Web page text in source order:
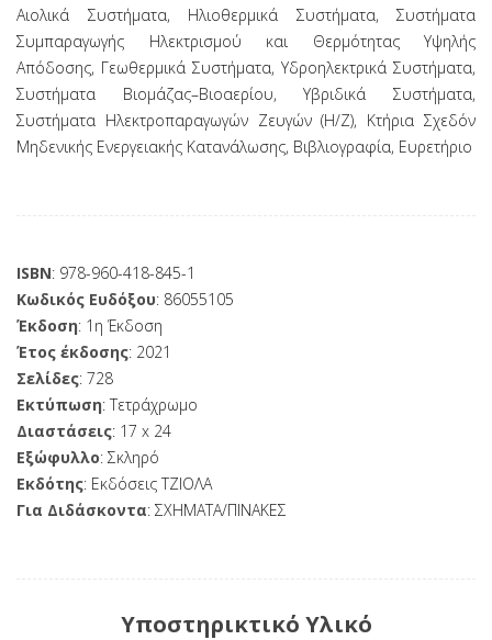
Αιολικά Συστήματα, Ηλιοθερμικά Συστήματα, Συστήματα
Συμπαραγωγής Ηλεκτρισμού και Θερμότητας Υψηλής
Απόδοσης, Γεωθερμικά Συστήματα, Υδροηλεκτρικά Συστήματα,
Συστήματα Βιομάζας–Βιοαερίου, Υβριδικά Συστήματα,
Συστήματα Ηλεκτροπαραγωγών Ζευγών (Η/Ζ), Κτήρια Σχεδόν
Μηδενικής Ενεργειακής Κατανάλωσης, Βιβλιογραφία, Ευρετήριο
ISBN: 978-960-418-845-1
Κωδικός Ευδόξου: 86055105
Έκδοση: 1η Έκδοση
Έτος έκδοσης: 2021
Σελίδες: 728
Εκτύπωση: Τετράχρωμο
Διαστάσεις: 17 x 24
Εξώφυλλο: Σκληρό
Εκδότης: Εκδόσεις ΤΖΙΟΛΑ
Για Διδάσκοντα: ΣΧΗΜΑΤΑ/ΠΙΝΑΚΕΣ
Υποστηρικτικό Υλικό